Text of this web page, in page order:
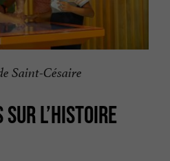
Saint-Césaire
L’HISTOIRE